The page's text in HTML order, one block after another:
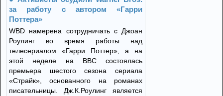
за работу с автором «Гарри
Поттера»
WBD намерена сотрудничать с Джоан
Роулинг во время работы над
телесериалом «Гарри Поттер», а на
этой неделе на BBC состоялась
премьера шестого сезона сериала
«Страйк», основанного на романах
писательницы. Дж.К.Роулинг является